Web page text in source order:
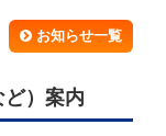
お知らせ一覧
）案内